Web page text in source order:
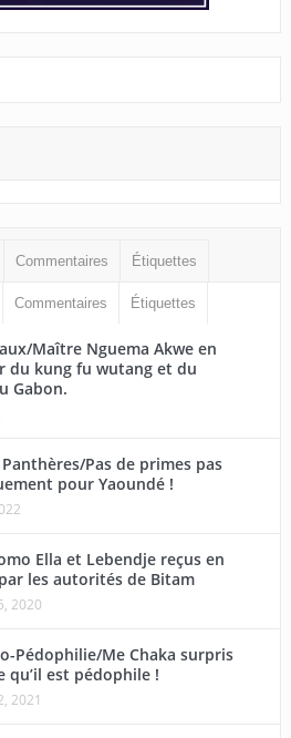
Commentaires Étiquettes
Commentaires Étiquettes
Maître Nguema Akwe en
du kung fu wutang et du
Gabon.
Panthères/Pas de primes pas
pour Yaoundé !
Ella et Lebendje reçus en
les autorités de Bitam
2020
Pédophilie/Me Chaka surpris
qu’il est pédophile !
2021